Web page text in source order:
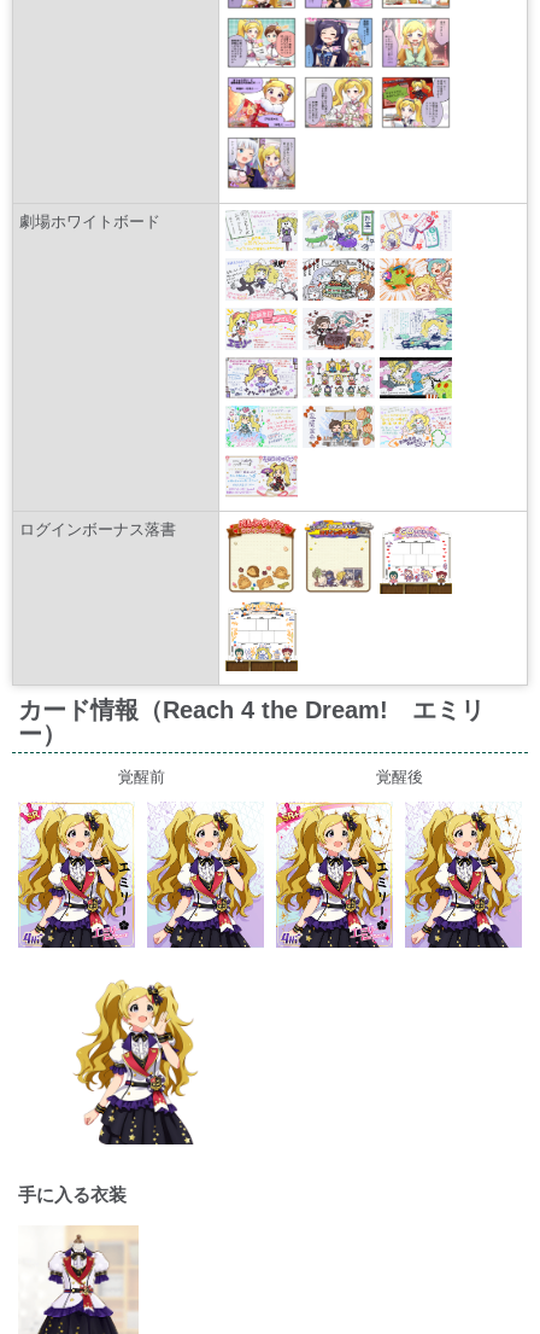
劇場ホワイトボード
ログインボーナス落書
カード情報（Reach 4 the Dream! エミリ
ー）
覚醒前 覚醒後
手に入る衣装